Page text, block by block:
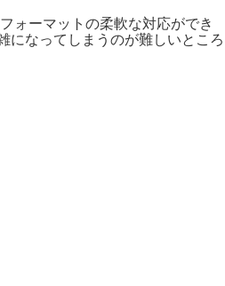
ォーマットの柔軟な対応ができ
になってしまうのが難しいところ